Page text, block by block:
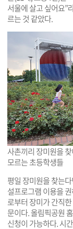
서울에 살고 싶어요”
르는 것 같았다.
사촌끼리 장미원을
모르는 초등학생들
평일 장미원을 찾는
설프로그램 이용을
로부터 장미가 간직
문이다. 올림픽공원
신청이 가능하다. 시